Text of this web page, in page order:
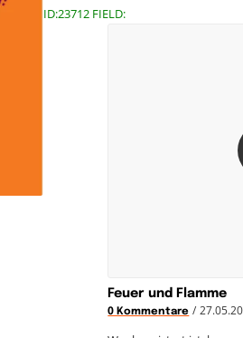
ID:23712 FIELD:
Feuer und Flamme
0 Kommentare /